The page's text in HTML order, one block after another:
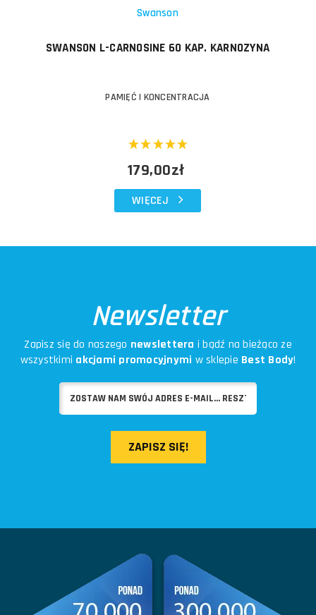
Swanson
SWANSON L-CARNOSINE 60 KAP. KARNOZYNA
PAMIĘĆ I KONCENTRACJA
179,00zł
WIĘCEJ
Newsletter
Zapisz się do naszego newslettera i bądź na bieżąco ze
wszystkimi akcjami promocyjnymi w sklepie Best Body!
ZAPISZ SIĘ!